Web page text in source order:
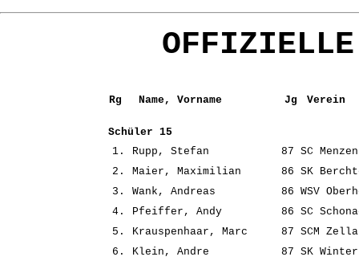
Rg Name, Vorname Jg Verein
Schüler 15
1.
Rupp, Stefan 87 SC
2.
Maier, Maximilian 86 SK
3.
Wank, Andreas 86 WSV
4.
Pfeiffer, Andy 86 SC
5.
Krauspenhaar, Marc 87 SCM
6.
Klein, Andre 87 SK